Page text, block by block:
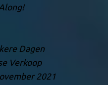
Dagen
Verkoop
2021